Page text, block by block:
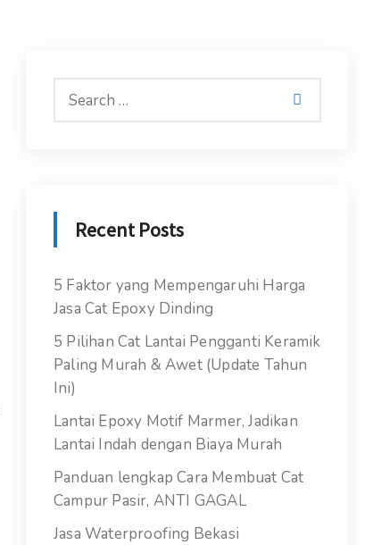
Recent Posts
5 Faktor yang Mempengaruhi Harga
Jasa Cat Epoxy Dinding
5 Pilihan Cat Lantai Pengganti Keramik
Paling Murah & Awet (Update Tahun
Ini)
Lantai Epoxy Motif Marmer, Jadikan
Lantai Indah dengan Biaya Murah
Panduan lengkap Cara Membuat Cat
Campur Pasir, ANTI GAGAL
Jasa Waterproofing Bekasi